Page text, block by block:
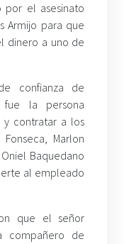
el asesinato
Armijo para que
dinero a uno de
confianza de
fue la persona
y contratar a los
Marlon
Baquedano
al empleado
que el señor
compañero de